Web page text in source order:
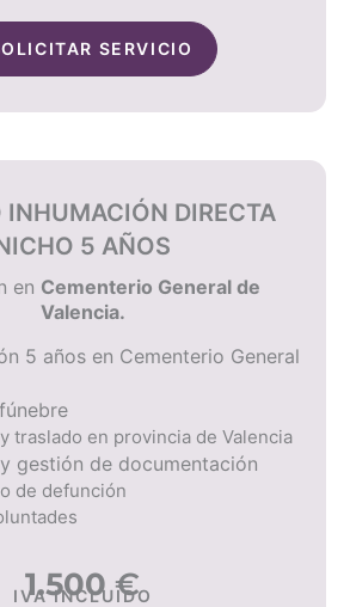
SERVICIO
INHUMACIÓN DIRECTA
5 AÑOS
en Cementerio General de
Valencia.
5 años en Cementerio General
traslado en provincia de Valencia
gestión de documentación
de defunción
1.500€
IVA INCLUIDO